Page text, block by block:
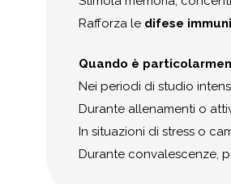
Rafforza le difese
Quando è
Nei periodi di studio
Durante allenamenti o
In situazioni di stress o
Durante convalescenze,